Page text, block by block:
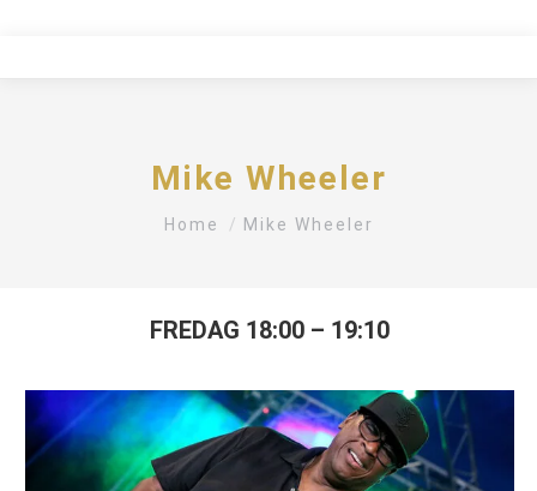
Mike Wheeler
You are here:
Home Mike Wheeler
FREDAG 18:00 – 19:10